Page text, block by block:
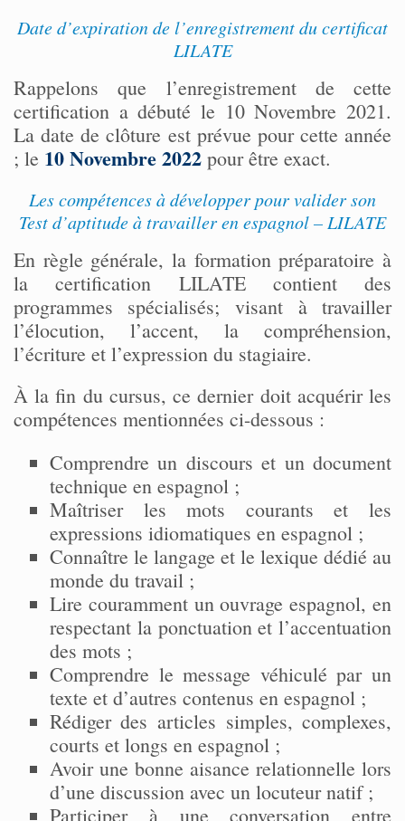
Date d’expiration de l’enregistrement du certificat
LILATE
Rappelons que l’enregistrement de cette
certification a débuté le 10 Novembre 2021.
La date de clôture est prévue pour cette année
; le 10 Novembre 2022pour être exact.
Les compétences à développer pour valider son
Test d’aptitude à travailler en espagnol – LILATE
En règle générale, la formation préparatoire à
la certification LILATE contient des
programmes spécialisés; visant à travailler
l’élocution, l’accent, la compréhension,
l’écriture et l’expression du stagiaire.
À la fin du cursus, ce dernier doit acquérir les
compétences mentionnées ci-dessous :
Comprendre un discours et un document
technique en espagnol ;
Maîtriser les mots courants et les
expressions idiomatiques en espagnol ;
Connaître le langage et le lexique dédié au
monde du travail ;
Lire couramment un ouvrage espagnol, en
respectant la ponctuation et l’accentuation
des mots ;
Comprendre le message véhiculé par un
texte et d’autres contenus en espagnol ;
Rédiger des articles simples, complexes,
courts et longs en espagnol ;
Avoir une bonne aisance relationnelle lors
d’une discussion avec un locuteur natif ;
Participer à une conversation entre